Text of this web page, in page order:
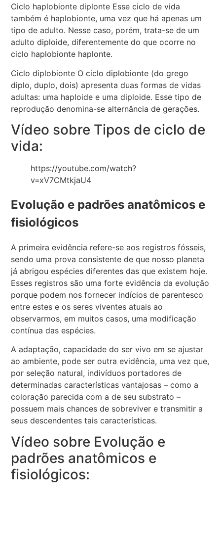
Ciclo haplobionte diplonte Esse ciclo de vida
também é haplobionte, uma vez que há apenas um
tipo de adulto. Nesse caso, porém, trata-se de um
adulto diploide, diferentemente do que ocorre no
ciclo haplobionte haplonte.
Ciclo diplobionte O ciclo diplobionte (do grego
diplo, duplo, dois) apresenta duas formas de vidas
adultas: uma haploide e uma diploide. Esse tipo de
reprodução denomina-se alternância de gerações.
Vídeo sobre Tipos de ciclo de
vida:
https://youtube.com/watch?
v=xV7CMtkjaU4
Evolução e padrões anatômicos e
fisiológicos
A primeira evidência refere-se aos registros fósseis,
sendo uma prova consistente de que nosso planeta
já abrigou espécies diferentes das que existem hoje.
Esses registros são uma forte evidência da evolução
porque podem nos fornecer indícios de parentesco
entre estes e os seres viventes atuais ao
observarmos, em muitos casos, uma modificação
contínua das espécies.
A adaptação, capacidade do ser vivo em se ajustar
ao ambiente, pode ser outra evidência, uma vez que,
por seleção natural, indivíduos portadores de
determinadas características vantajosas – como a
coloração parecida com a de seu substrato –
possuem mais chances de sobreviver e transmitir a
seus descendentes tais características.
Vídeo sobre Evolução e
padrões anatômicos e
fisiológicos: